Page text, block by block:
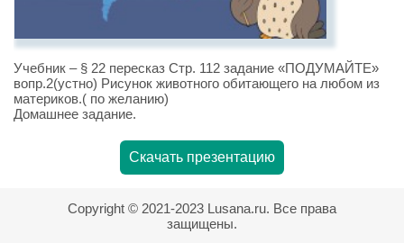
Учебник – § 22 пересказ Стр. 112 задание «ПОДУМАЙТЕ»
вопр.2(устно) Рисунок животного обитающего на любом из
материков.( по желанию)
Домашнее задание.
Скачать презентацию
Copyright © 2021-2023 Lusana.ru. Все права
защищены.